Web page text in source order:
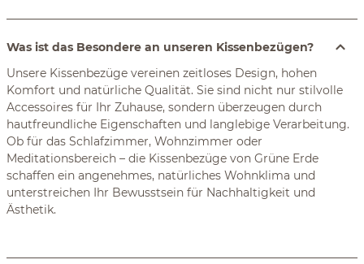
Was ist das Besondere an unseren Kissenbezügen?
Unsere Kissenbezüge vereinen zeitloses Design, hohen
Komfort und natürliche Qualität. Sie sind nicht nur stilvolle
Accessoires für Ihr Zuhause, sondern überzeugen durch
hautfreundliche Eigenschaften und langlebige Verarbeitung.
Ob für das Schlafzimmer, Wohnzimmer oder
Meditationsbereich – die Kissenbezüge von Grüne Erde
schaffen ein angenehmes, natürliches Wohnklima und
unterstreichen Ihr Bewusstsein für Nachhaltigkeit und
Ästhetik.